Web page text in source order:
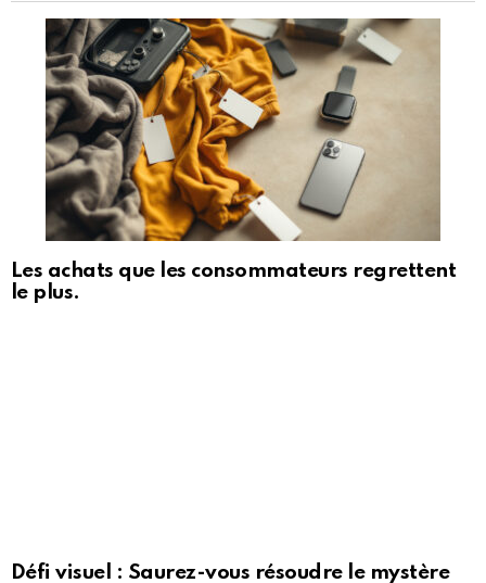
Les achats que les consommateurs regrettent
le plus.
Défi visuel : Saurez-vous résoudre le mystère